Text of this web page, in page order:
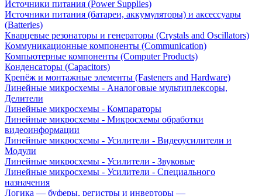
Источники питания (Power Supplies)
Источники питания (батареи, аккумуляторы) и аксессуары
(Batteries)
Кварцевые резонаторы и генераторы (Crystals and Oscillators)
Коммуникационные компоненты (Communication)
Компьютерные компоненты (Computer Products)
Конденсаторы (Capacitors)
Крепёж и монтажные элементы (Fasteners and Hardware)
Линейные микросхемы - Аналоговые мультиплексоры,
Делители
Линейные микросхемы - Компараторы
Линейные микросхемы - Микросхемы обработки
видеоинформации
Линейные микросхемы - Усилители - Видеоусилители и
Модули
Линейные микросхемы - Усилители - Звуковые
Линейные микросхемы - Усилители - Специального
назначения
Логика — буферы, регистры и инверторы —